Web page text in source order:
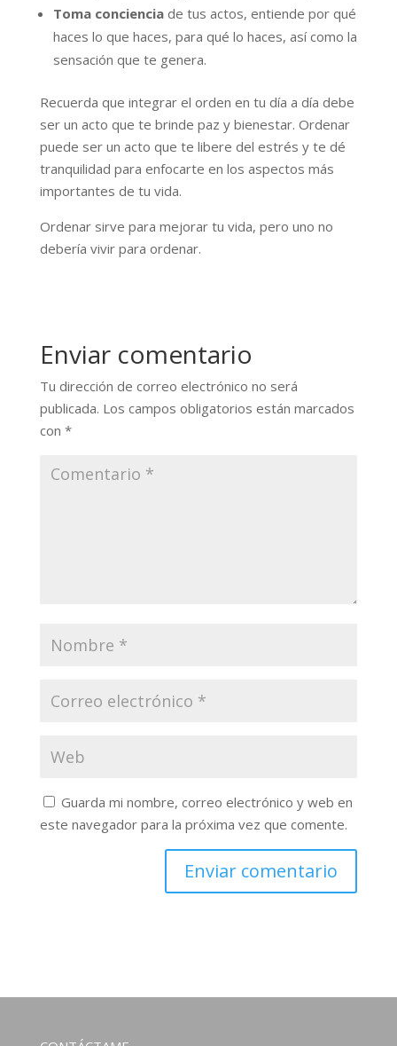
Toma concienciade tus actos, entiende por qué
haces lo que haces, para qué lo haces, así como la
sensación que te genera.
Recuerda que integrar el orden en tu día a día debe
ser un acto que te brinde paz y bienestar. Ordenar
puede ser un acto que te libere del estrés y te dé
tranquilidad para enfocarte en los aspectos más
importantes de tu vida.
Ordenar sirve para mejorar tu vida, pero uno no
debería vivir para ordenar.
Enviar comentario
Tu dirección de correo electrónico no será
publicada. Los campos obligatorios están marcados
con *
Guarda mi nombre, correo electrónico y web en
este navegador para la próxima vez que comente.